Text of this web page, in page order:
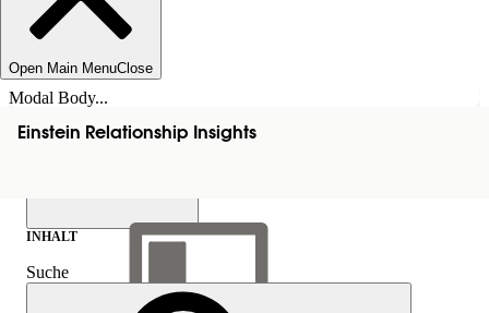
Open Main MenuClose
Modal Body...
Einstein Relationship Insights
INHALT
Suche